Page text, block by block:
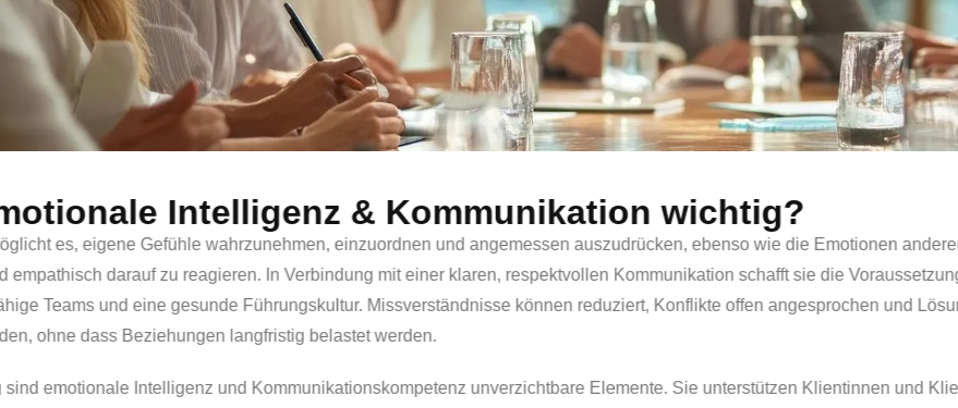
Warum ist emotionale Intelligenz &
Emotionale Intelligenz ermöglicht es, eigene Gefühle wahrzunehmen, einzuordnen und angemessen
Menschen zu erkennen und empathisch darauf zu reagieren. In Verbindung mit einer klaren, respektvollen
stabile Beziehungen, tragfähige Teams und eine gesunde Führungskultur. Missverständnisse können
gemeinsam entwickelt werden, ohne dass Beziehungen langfristig belastet werden.
Im systemischen Coaching sind emotionale Intelligenz und Kommunikationskompetenz unverzichtbare